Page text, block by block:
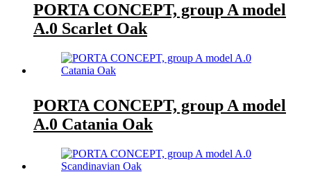
PORTA CONCEPT, group A model
A.0 Scarlet Oak
PORTA CONCEPT, group A model
A.0 Catania Oak